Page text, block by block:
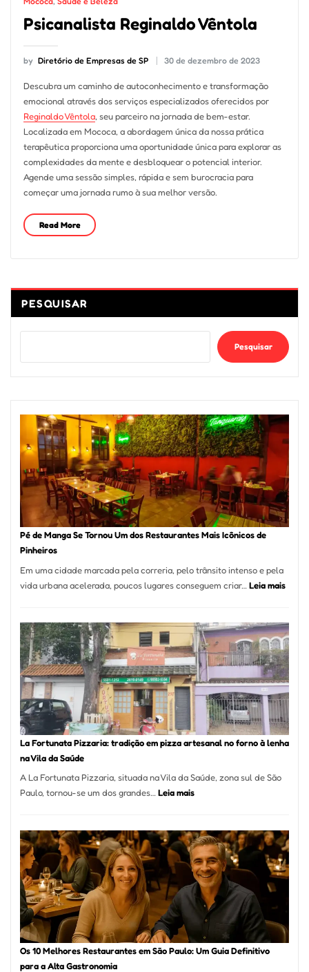
Psicanalista Reginaldo Vêntola
by Diretório de Empresas de SP 30 de dezembro de 2023
Descubra um caminho de autoconhecimento e transformação
emocional através dos serviços especializados oferecidos por
Reginaldo Vêntola, seu parceiro na jornada de bem-estar.
Localizada em Mococa, a abordagem única da nossa prática
terapêutica proporciona uma oportunidade única para explorar as
complexidades da mente e desbloquear o potencial interior.
Agende uma sessão simples, rápida e sem burocracia para
começar uma jornada rumo à sua melhor versão.
Read More
PESQUISAR
Pesquisar
Pé de Manga Se Tornou Um dos Restaurantes Mais Icônicos de
Pinheiros
Em uma cidade marcada pela correria, pelo trânsito intenso e pela
vida urbana acelerada, poucos lugares conseguem criar… Leia mais:
Se
Um
dos
Mais
La Fortunata Pizzaria: tradição em pizza artesanal no forno à lenha
na Vila da Saúde
A La Fortunata Pizzaria, situada na Vila da Saúde, zona sul de São
Paulo, tornou-se um dos grandes…Leia mais:
Pizzaria:
tradição
em
pizza
artesanal
forno
à
Os 10 Melhores Restaurantes em São Paulo: Um Guia Definitivo
para a Alta Gastronomia